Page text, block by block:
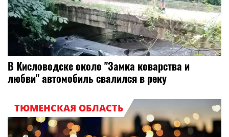
В Кисловодске около "Замка коварства и
любви" автомобиль свалился в реку
ТЮМЕНСКАЯ ОБЛАСТЬ